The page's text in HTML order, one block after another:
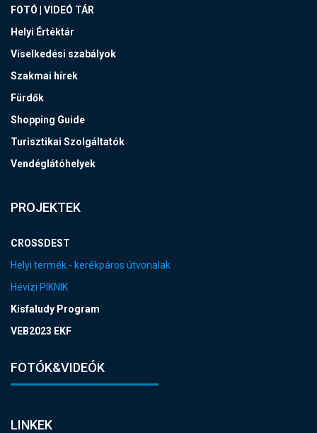
FOTÓ | VIDEÓ TÁR
Helyi Értéktár
Viselkedési szabályok
Szakmai hírek
Fürdők
Shopping Guide
Turisztikai Szolgáltatók
Vendéglátóhelyek
PROJEKTEK
CROSSDEST
Helyi termék - kerékpáros útvonalak
Hévízi PIKNIK
Kisfaludy Program
VEB2023 EKF
FOTÓK&VIDEÓK
LINKEK